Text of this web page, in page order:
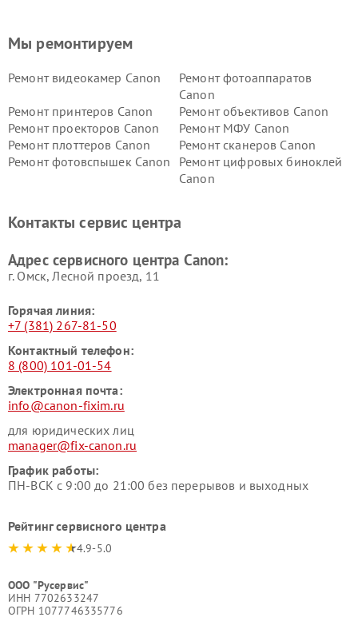
Мы ремонтируем
Ремонт видеокамер Canon
Ремонт фотоаппаратов
Canon
Ремонт принтеров Canon
Ремонт объективов Canon
Ремонт проекторов Canon
Ремонт МФУ Canon
Ремонт плоттеров Canon
Ремонт сканеров Canon
Ремонт фотовспышек Canon
Ремонт цифровых биноклей
Canon
Контакты сервис центра
Адрес сервисного центра Canon:
г. Омск, ​Лесной проезд, 11
Горячая линия:
+7 (381) 267-81-50
Контактный телефон:
8 (800) 101-01-54
Электронная почта:
info@canon-fixim.ru
для юридических лиц
manager@fix-canon.ru
График работы:
ПН-ВСК с 9:00 до 21:00 без перерывов и выходных
Рейтинг сервисного центра
4.9-5.0
ООО "Русервис"
ИНН 7702633247
ОГРН 1077746335776